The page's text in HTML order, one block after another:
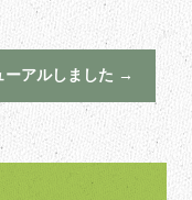
ーアルしました →